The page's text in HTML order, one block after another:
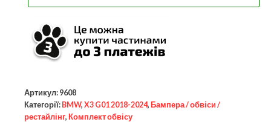
Артикул: 9608
Категорії: BMW, X3 G01 2018-2024, Бампера / обвіси /
рестайлінг, Комплект обвісу